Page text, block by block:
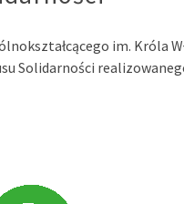
im. Króla
Solidarności